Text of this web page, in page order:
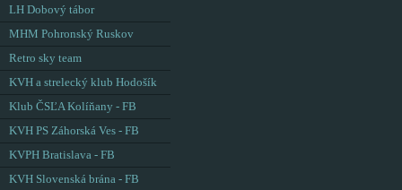
LH Dobový tábor
MHM Pohronský Ruskov
Retro sky team
KVH a strelecký klub Hodošík
Klub ČSĽA Kolíňany - FB
KVH PS Záhorská Ves - FB
KVPH Bratislava - FB
KVH Slovenská brána - FB